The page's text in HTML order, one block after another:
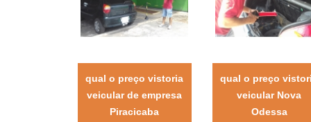
qual o preço vistoria
veicular de empresa
Piracicaba
qual o preço
veicular Nova
Odessa